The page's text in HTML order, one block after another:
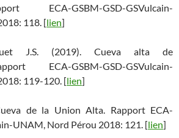
ECA-GSBM-GSD-GSVulcain-
118. [lien]
J.S. (2019). Cueva alta de
ECA-GSBM-GSD-GSVulcain-
119-120. [lien]
de la Union Alta. Rapport ECA-
UNAM, Nord Pérou 2018: 121. [lien]